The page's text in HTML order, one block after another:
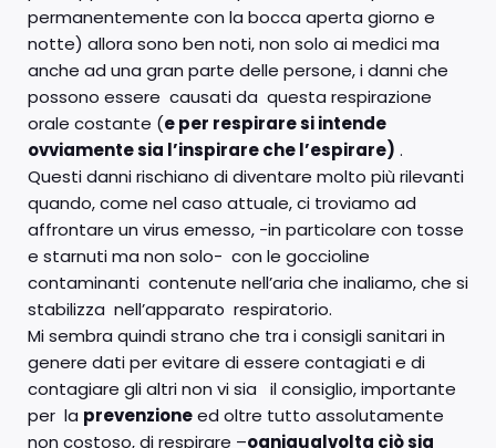
permanentemente con la bocca aperta giorno e
notte) allora sono ben noti, non solo ai medici ma
anche ad una gran parte delle persone, i danni che
possono essere causati da questa respirazione
orale costante (e per respirare si intende
ovviamente sia l’inspirare che l’espirare) .
Questi danni rischiano di diventare molto più rilevanti
quando, come nel caso attuale, ci troviamo ad
affrontare un virus emesso, -in particolare con tosse
e starnuti ma non solo- con le goccioline
contaminanti contenute nell’aria che inaliamo, che si
stabilizza nell’apparato respiratorio.
Mi sembra quindi strano che tra i consigli sanitari in
genere dati per evitare di essere contagiati e di
contagiare gli altri non vi sia il consiglio, importante
per la prevenzioneed oltre tutto assolutamente
non costoso, di respirare –ogniqualvolta ciò sia